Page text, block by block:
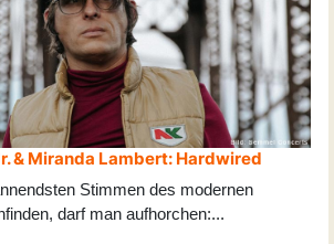
& Miranda Lambert: Hardwired
Stimmen des modernen
darf man aufhorchen:...